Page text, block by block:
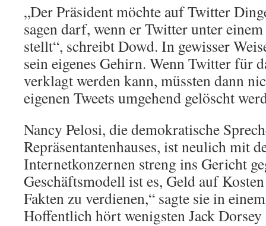
„Der Präsident möchte auf Twitter
sagen darf, wenn er Twitter unter
stellt“, schreibt Dowd. In gewisser
sein eigenes Gehirn. Wenn Twitter für
verklagt werden kann, müssten dann
eigenen Tweets umgehend gelöscht
Nancy Pelosi, die demokratische
Repräsentantenhauses, ist neulich mit
Internetkonzernen streng ins Gericht
Geschäftsmodell ist es, Geld auf
Fakten zu verdienen,“ sagte sie in
Hoffentlich hört wenigsten Jack Dorsey